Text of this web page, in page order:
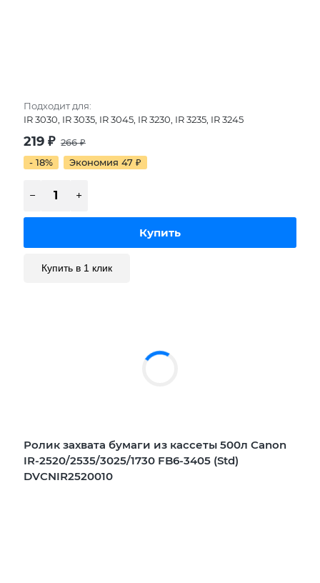
Подходит для:
IR 3030, IR 3035, IR 3045, IR 3230, IR 3235, IR 3245
219 ₽ 266₽
- 18%
Экономия 47 ₽
Купить в 1 клик
Ролик захвата бумаги из кассеты 500л Canon
IR-2520/2535/3025/1730 FB6-3405 (Std)
DVCNIR2520010